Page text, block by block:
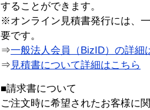
することができます。
※オンライン見積書発行には、
要です。
⇒一般法人会員（BizID）の詳細
⇒ 見積書について詳細はこちら
■請求書について
ご注文時に希望されたお客様に